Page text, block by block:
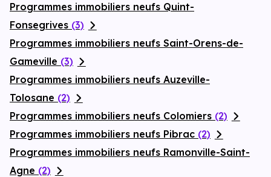
Programmes immobiliers neufs Quint-
Fonsegrives (3)
Programmes immobiliers neufs Saint-Orens-de-
Gameville (3)
Programmes immobiliers neufs Auzeville-
Tolosane (2)
Programmes immobiliers neufs Colomiers (2)
Programmes immobiliers neufs Pibrac (2)
Programmes immobiliers neufs Ramonville-Saint-
Agne (2)